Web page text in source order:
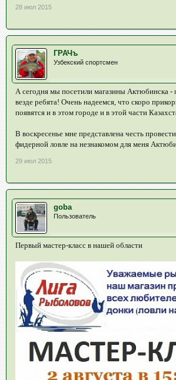
28 июл 2015
ГРАЧъ
Узбекский спортсмен
А сегодня мы посетили магазины Актюбинска -
везде ребята! Очень надеемся, что скоро
появятся и в этом городе и в этой части
В воскресенье мне представлена честь
фидерной ловле на незнакомом для меня
29 июл 2015
goba
Пользователь
Первый мастер-класс в нашей области